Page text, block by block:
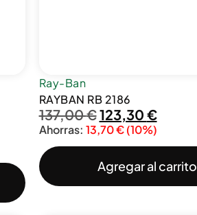
Ray-Ban
RAYBAN RB 2186
137,00€123,30 €
Ahorras: 13,70€ (10%)
Agregar al carrito